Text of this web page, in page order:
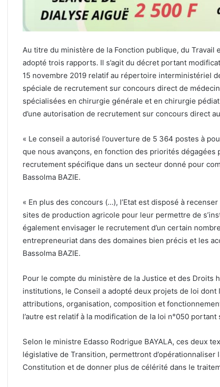
Au titre du ministère de la Fonction publique, du Travail
adopté trois rapports. Il s’agit du décret portant
15 novembre 2019 relatif au répertoire interministériel
spéciale de recrutement sur concours direct de
spécialisées en chirurgie générale et en chirurgie
d’une autorisation de recrutement sur concours direct
« Le conseil a autorisé l’ouverture de 5 364 postes à
que nous avançons, en fonction des priorités dégagées
recrutement spécifique dans un secteur donné pour
Bassolma BAZIE.
« En plus des concours (…), l’Etat est disposé à
sites de production agricole pour leur permettre de
également envisager le recrutement d’un certain
entrepreneuriat dans des domaines bien précis et les
Bassolma BAZIE.
Pour le compte du ministère de la Justice et des Droits
institutions, le Conseil a adopté deux projets de loi
attributions, organisation, composition et
l’autre est relatif à la modification de la loi n°050
Selon le ministre Edasso Rodrigue BAYALA, ces deux
législative de Transition, permettront d’opérationnaliser
Constitution et de donner plus de célérité dans le